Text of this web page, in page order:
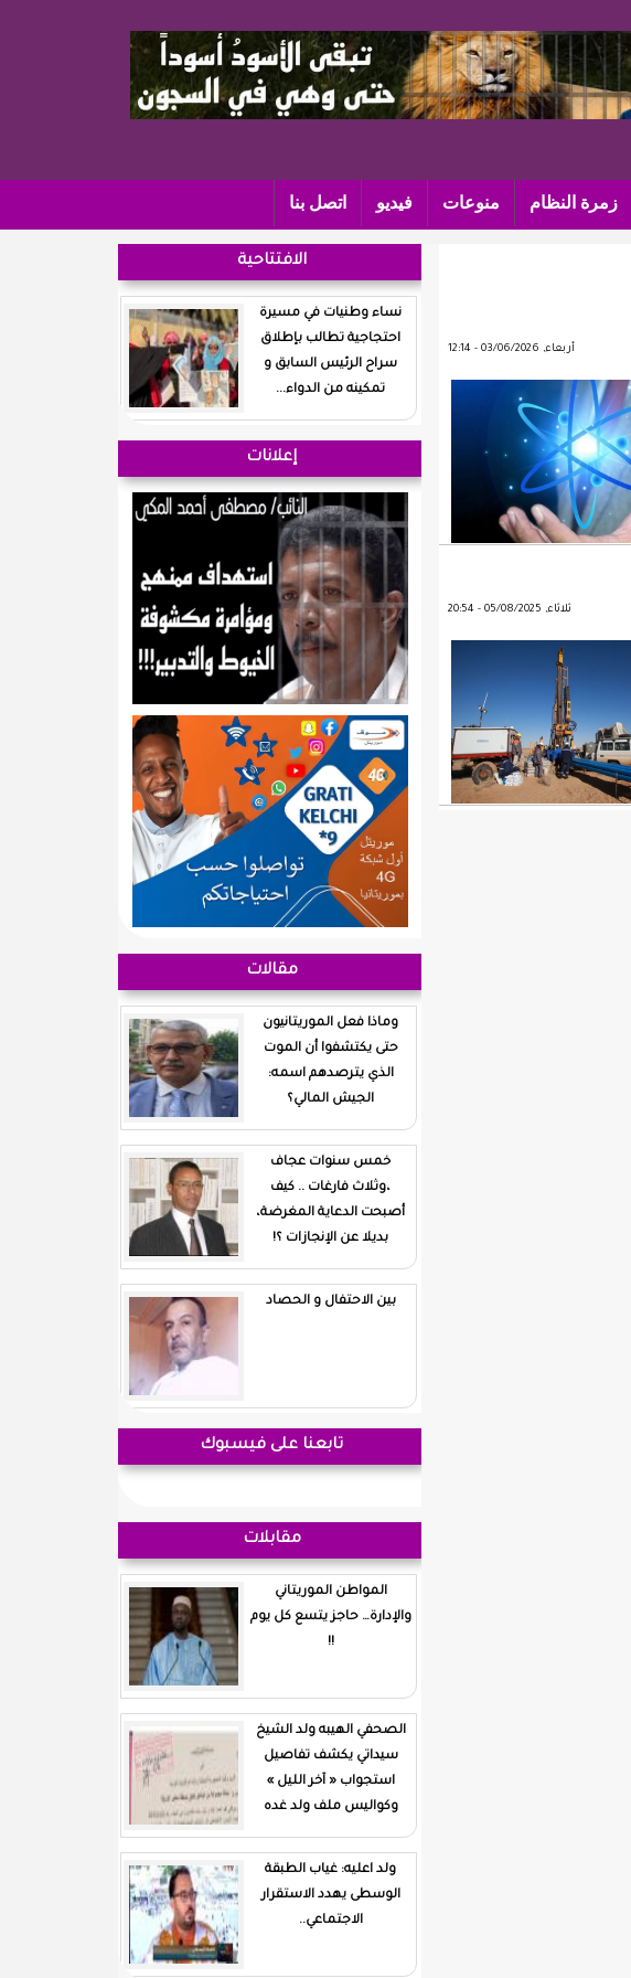
زمرة النظام منوعات فيديو اتصل بنا
أربعاء, 03/06/2026 - 12:14
ثلاثاء, 05/08/2025 - 20:54
الافتتاحية
نساء وطنيات في مسيرة
احتجاجية تطالب بإطلاق
سراح الرئيس السابق و
تمكينه من الدواء...
إعلانات
مقالات
وماذا فعل الموريتانيون
حتى يكتشفوا أن الموت
الذي يترصدهم اسمه:
الجيش المالي؟
خمس سنوات عجاف
،وثلاث فارغات .. كيف
أصبحت الدعاية المغرضة،
بديلا عن الإنجازات ؟!
بين الاحتفال و الحصاد
تابعنا على فيسبوك
مقابلات
المواطن الموريتاني
والإدارة… حاجز يتسع كل يوم
!!
الصحفي الهيبه ولد الشيخ
سيداتي يكشف تفاصيل
استجواب « آخر الليل »
وكواليس ملف ولد غده
ولد اعليه: غياب الطبقة
الوسطى يهدد الاستقرار
الاجتماعي..